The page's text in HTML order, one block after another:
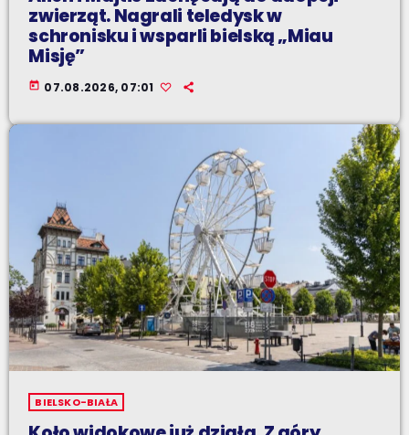
zwierząt. Nagrali teledysk w
schronisku i wsparli bielską „Miau
Misję”
today 07.08.2026, 07:01
BIELSKO-BIAŁA